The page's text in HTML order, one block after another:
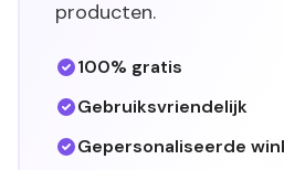
producten.
100% gratis
Gebruiksvriendelijk
Gepersonaliseerde